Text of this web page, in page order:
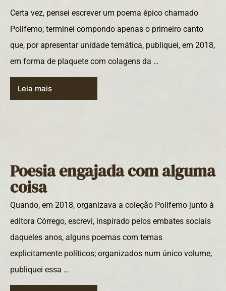
Certa vez, pensei escrever um poema épico chamado
Polifemo; terminei compondo apenas o primeiro canto
que, por apresentar unidade temática, publiquei, em 2018,
em forma de plaquete com colagens da …
Leia mais
Poesia engajada com alguma
coisa
Quando, em 2018, organizava a coleção Polifemo junto à
editora Córrego, escrevi, inspirado pelos embates sociais
daqueles anos, alguns poemas com temas
explicitamente políticos; organizados num único volume,
publiquei essa …